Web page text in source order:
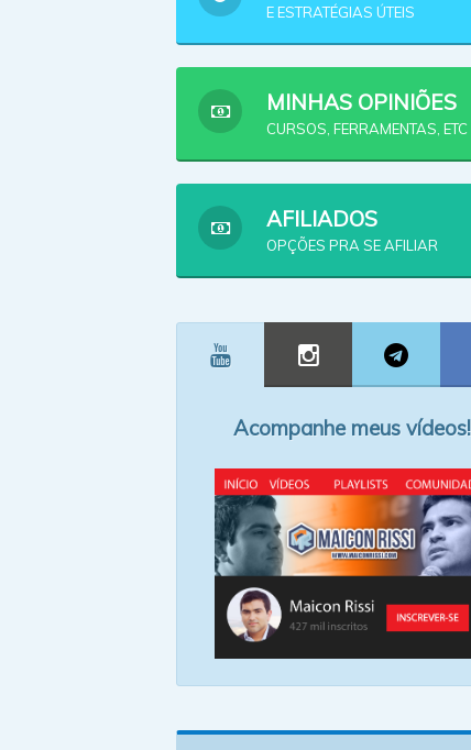
E ESTRATÉGIAS ÚTEIS
MINHAS OPINIÕES
CURSOS, FERRAMENTAS, ETC
AFILIADOS
OPÇÕES PRA SE AFILIAR
Acompanhe meus vídeos!